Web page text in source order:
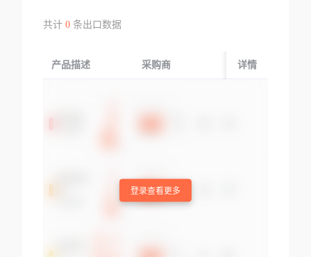
共计 0条出口数据
产品描述 采购商 起运国/地区
详情
登录查看更多